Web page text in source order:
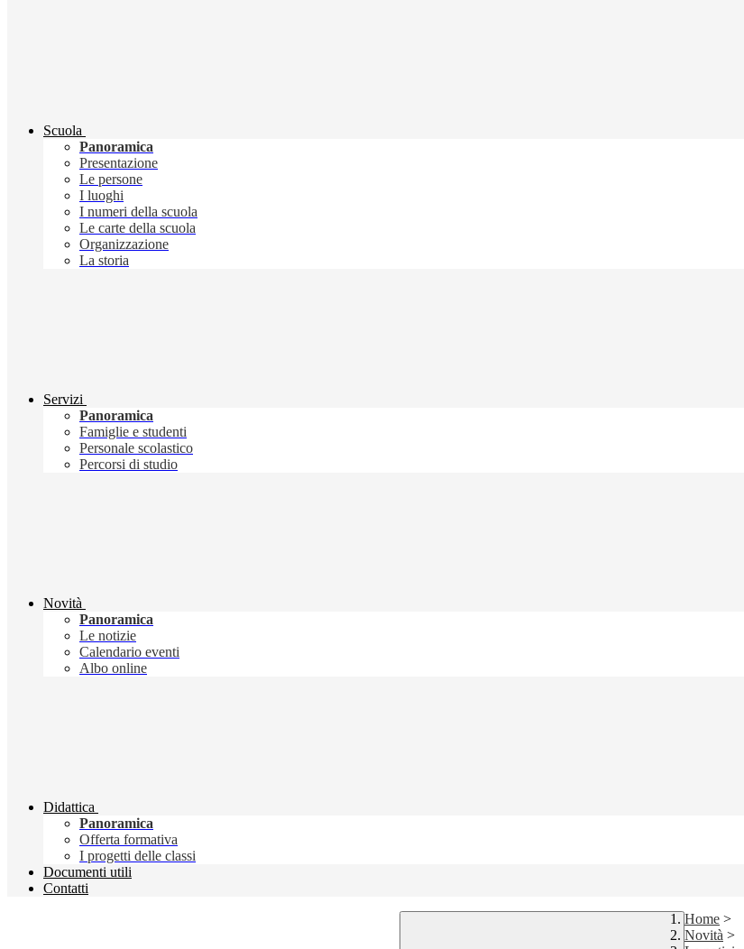
Scuola
Panoramica
Presentazione
Le persone
I luoghi
I numeri della scuola
Le carte della scuola
Organizzazione
La storia
Servizi
Panoramica
Famiglie e studenti
Personale scolastico
Percorsi di studio
Novità
Panoramica
Le notizie
Calendario eventi
Albo online
Didattica
Panoramica
Offerta formativa
I progetti delle classi
Documenti utili
Contatti
Home >
Novità >